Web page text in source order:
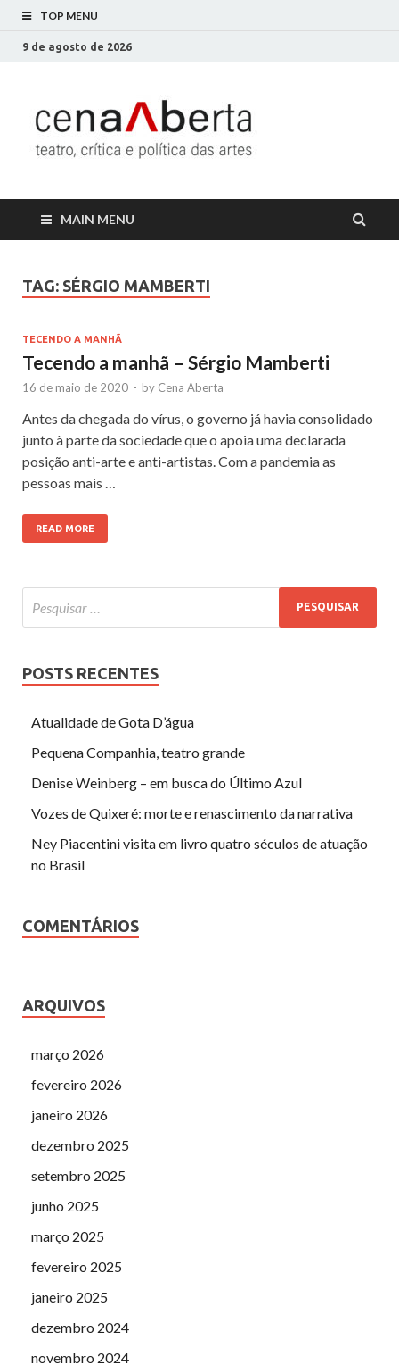
TOP MENU
9 de agosto de 2026
MAIN MENU
TAG: SÉRGIO MAMBERTI
TECENDO A MANHÃ
Tecendo a manhã – Sérgio Mamberti
16 de maio de 2020 - by Cena Aberta
Antes da chegada do vírus, o governo já havia consolidado
junto à parte da sociedade que o apoia uma declarada
posição anti-arte e anti-artistas. Com a pandemia as
pessoas mais …
READ MORE
POSTS RECENTES
Atualidade de Gota D’água
Pequena Companhia, teatro grande
Denise Weinberg – em busca do Último Azul
Vozes de Quixeré: morte e renascimento da narrativa
Ney Piacentini visita em livro quatro séculos de atuação
no Brasil
COMENTÁRIOS
ARQUIVOS
março 2026
fevereiro 2026
janeiro 2026
dezembro 2025
setembro 2025
junho 2025
março 2025
fevereiro 2025
janeiro 2025
dezembro 2024
novembro 2024